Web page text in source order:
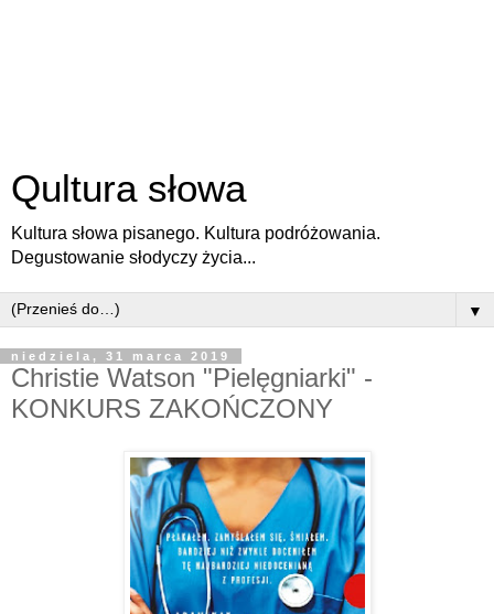
Qultura słowa
Kultura słowa pisanego. Kultura podróżowania.
Degustowanie słodyczy życia...
▼
niedziela, 31 marca 2019
Christie Watson "Pielęgniarki" -
KONKURS ZAKOŃCZONY